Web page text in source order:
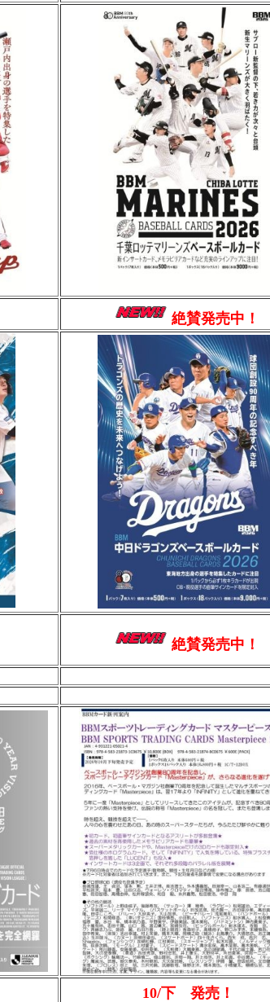
絶賛発売中！
絶賛発売中！
10/下 発売！